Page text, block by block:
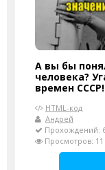
А вы бы
человека?
времен СССР!
HTML-код
Андрей
Прохождений:
Просмотров: